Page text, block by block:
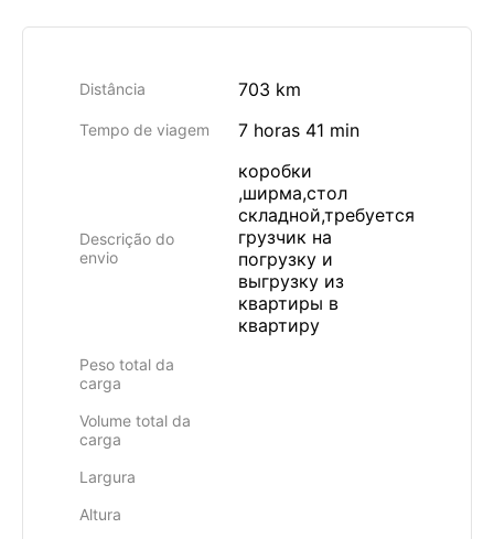
Distância 703 km
Tempo de viagem 7 horas 41 min
Descrição do
envio
коробки
,ширма,стол
складной,требуется
грузчик на
погрузку и
выгрузку из
квартиры в
квартиру
Peso total da
carga
Volume total da
carga
Largura
Altura